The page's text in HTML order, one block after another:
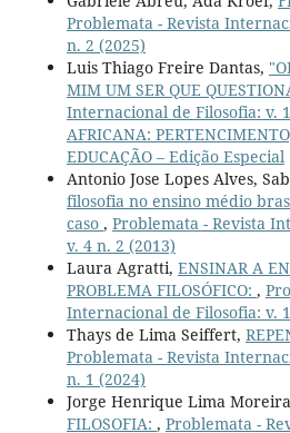
Problemata - Revista
n. 2 (2025)
Luis Thiago Freire Dantas,
MIM UM SER QUE
Internacional de Filosofia: v.
AFRICANA:
EDUCAÇÃO – Edição Especial
Antonio Jose Lopes Alves,
filosofia no ensino médio
caso , Problemata - Revista
v. 4 n. 2 (2013)
Laura Agratti, ENSINAR A
PROBLEMA FILOSÓFICO: ,
Internacional de Filosofia: v.
Thays de Lima Seiffert,
Problemata - Revista
n. 1 (2024)
Jorge Henrique Lima
FILOSOFIA: , Problemata -